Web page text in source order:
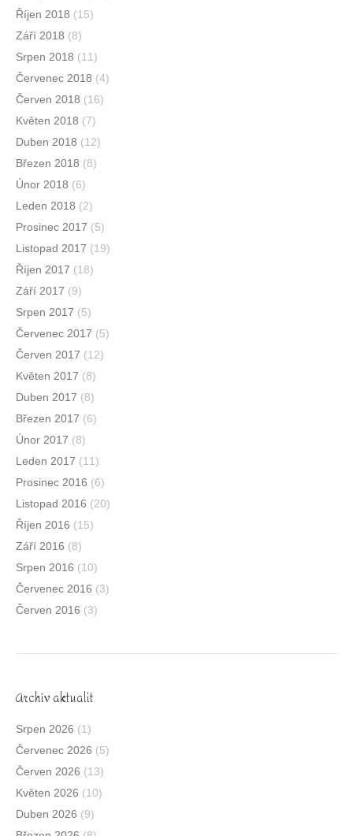
Říjen 2018 (15)
Září 2018 (8)
Srpen 2018 (11)
Červenec 2018 (4)
Červen 2018 (16)
Květen 2018 (7)
Duben 2018 (12)
Březen 2018 (8)
Únor 2018 (6)
Leden 2018 (2)
Prosinec 2017 (5)
Listopad 2017 (19)
Říjen 2017 (18)
Září 2017 (9)
Srpen 2017 (5)
Červenec 2017 (5)
Červen 2017 (12)
Květen 2017 (8)
Duben 2017 (8)
Březen 2017 (6)
Únor 2017 (8)
Leden 2017 (11)
Prosinec 2016 (6)
Listopad 2016 (20)
Říjen 2016 (15)
Září 2016 (8)
Srpen 2016 (10)
Červenec 2016 (3)
Červen 2016 (3)
Archív aktualit
Srpen 2026 (1)
Červenec 2026 (5)
Červen 2026 (13)
Květen 2026 (10)
Duben 2026 (9)